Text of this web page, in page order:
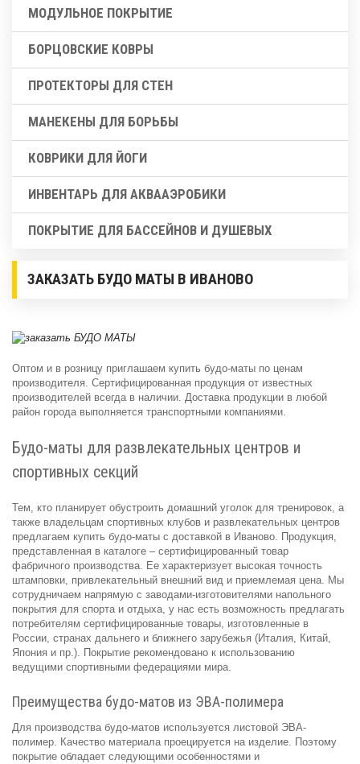
МОДУЛЬНОЕ ПОКРЫТИЕ
БОРЦОВСКИЕ КОВРЫ
ПРОТЕКТОРЫ ДЛЯ СТЕН
МАНЕКЕНЫ ДЛЯ БОРЬБЫ
КОВРИКИ ДЛЯ ЙОГИ
ИНВЕНТАРЬ ДЛЯ АКВААЭРОБИКИ
ПОКРЫТИЕ ДЛЯ БАССЕЙНОВ И ДУШЕВЫХ
ЗАКАЗАТЬ БУДО МАТЫ В ИВАНОВО
Оптом и в розницу приглашаем купить будо-маты по ценам
производителя. Сертифицированная продукция от известных
производителей всегда в наличии. Доставка продукции в любой
район города выполняется транспортными компаниями.
Будо-маты для развлекательных центров и
спортивных секций
Тем, кто планирует обустроить домашний уголок для тренировок, а
также владельцам спортивных клубов и развлекательных центров
предлагаем купить будо-маты с доставкой в Иваново. Продукция,
представленная в каталоге – сертифицированный товар
фабричного производства. Ее характеризует высокая точность
штамповки, привлекательный внешний вид и приемлемая цена. Мы
сотрудничаем напрямую с заводами-изготовителями напольного
покрытия для спорта и отдыха, у нас есть возможность предлагать
потребителям сертифицированные товары, изготовленные в
России, странах дальнего и ближнего зарубежья (Италия, Китай,
Япония и пр.). Покрытие рекомендовано к использованию
ведущими спортивными федерациями мира.
Преимущества будо-матов из ЭВА-полимера
Для производства будо-матов используется листовой ЭВА-
полимер. Качество материала проецируется на изделие. Поэтому
покрытие обладает следующими особенностями и